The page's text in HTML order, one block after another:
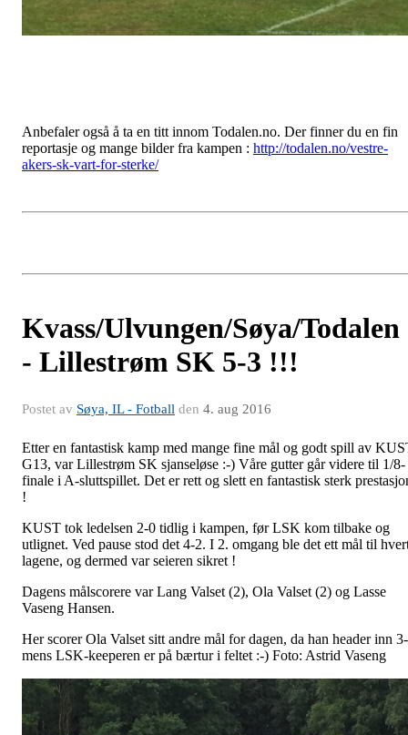
Anbefaler også å ta en titt innom Todalen.no. Der finner du en fin
reportasje og mange bilder fra kampen : http://todalen.no/vestre-
akers-sk-vart-for-sterke/
Kvass/Ulvungen/Søya/Todalen
- Lillestrøm SK 5-3 !!!
Postet av Søya, IL - Fotball den 4. aug 2016
Etter en fantastisk kamp med mange fine mål og godt spill av
G13, var Lillestrøm SK sjanseløse :-) Våre gutter går videre til 1/8-
finale i A-sluttspillet. Det er rett og slett en fantastisk sterk
!
KUST tok ledelsen 2-0 tidlig i kampen, før LSK kom tilbake og
utlignet. Ved pause stod det 4-2. I 2. omgang ble det ett mål til
lagene, og dermed var seieren sikret !
Dagens målscorere var Lang Valset (2), Ola Valset (2) og Lasse
Vaseng Hansen.
Her scorer Ola Valset sitt andre mål for dagen, da han header inn
mens LSK-keeperen er på bærtur i feltet :-) Foto: Astrid Vaseng